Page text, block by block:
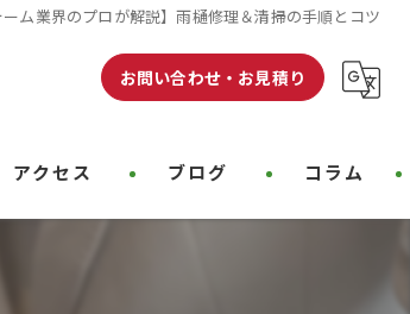
ーム業界のプロが解説】雨樋修理＆清掃の手順とコツ
お問い合わせ・お見積り
アクセス ブログ コラム